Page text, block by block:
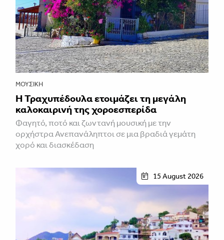
ΜΟΥΣΙΚΉ
Η Τραχυπέδουλα ετοιμάζει τη μεγάλη
καλοκαιρινή της χοροεσπερίδα
Φαγητό, ποτό και ζωντανή μουσική με την
ορχήστρα Ανεπανάληπτοι σε μια βραδιά γεμάτη
χορό και διασκέδαση
15 August 2026